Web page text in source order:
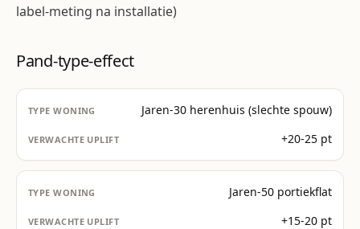
label-meting na installatie)
Pand-type-effect
Jaren-30 herenhuis (slechte spouw)
+20-25 pt
Jaren-50 portiekflat
+15-20 pt